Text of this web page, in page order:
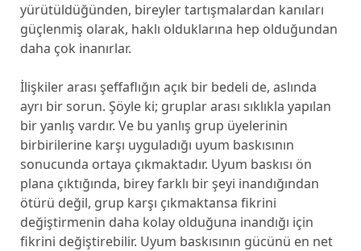
yürütüldüğünden, bireyler tartışmalardan kanıları
güçlenmiş olarak, haklı olduklarına hep olduğundan
daha çok inanırlar.
İlişkiler arası şeffaflığın açık bir bedeli de, aslında
ayrı bir sorun. Şöyle ki; gruplar arası sıklıkla yapılan
bir yanlış vardır. Ve bu yanlış grup üyelerinin
birbirilerine karşı uyguladığı uyum baskısının
sonucunda ortaya çıkmaktadır. Uyum baskısı ön
plana çıktığında, birey farklı bir şeyi inandığından
ötürü değil, grup karşı çıkmaktansa fikrini
değiştirmenin daha kolay olduğuna inandığı için
fikrini değiştirebilir. Uyum baskısının gücünü en net